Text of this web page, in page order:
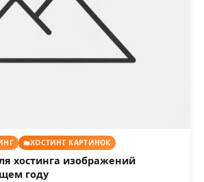
ХОСТИНГ КАРТИНОК
хостинга изображений
году